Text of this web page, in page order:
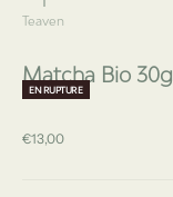
Teaven
Matcha Bio 30g
EN RUPTURE
Prix de vente
€13,00